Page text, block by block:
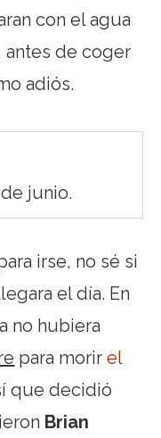
con el agua
antes de coger
adiós.
junio.
irse, no sé si
el día. En
no hubiera
para morirel
que decidió
Brian